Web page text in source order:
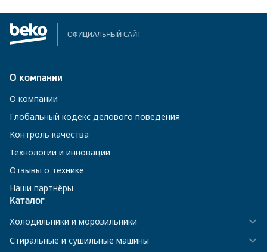
ОФИЦИАЛЬНЫЙ САЙТ
О компании
О компании
Глобальный кодекс делового поведения
Контроль качества
Технологии и инновации
Отзывы о технике
Наши партнёры
Каталог
Холодильники и морозильники
Стиральные и сушильные машины